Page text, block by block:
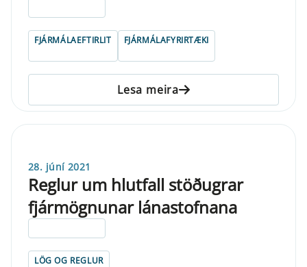
FJÁRMÁLAEFTIRLIT FJÁRMÁLAFYRIRTÆKI
Lesa meira
28. júní 2021
Reglur um hlutfall stöðugrar
fjármögnunar lánastofnana
LÖG OG REGLUR